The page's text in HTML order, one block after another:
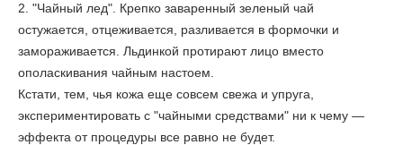
2. "Чайный лед". Крепко заваренный зеленый чай
остужается, отцеживается, разливается в формочки и
замораживается. Льдинкой протирают лицо вместо
ополаскивания чайным настоем.
Кстати, тем, чья кожа еще совсем свежа и упруга,
экспериментировать с "чайными средствами" ни к чему —
эффекта от процедуры все равно не будет.